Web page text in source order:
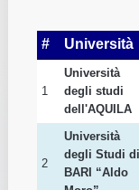
I Nodi aderenti
personale non
aree di competenza
# Università
1
Università
degli studi
dell'AQUILA